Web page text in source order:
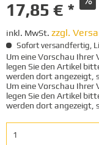
17,85 € *
inkl. MwSt. zzgl.
Sofort versandfertig,
Um eine Vorschau Ihrer
legen Sie den Artikel
werden dort angezeigt,
Um eine Vorschau Ihrer
legen Sie den Artikel
werden dort angezeigt,